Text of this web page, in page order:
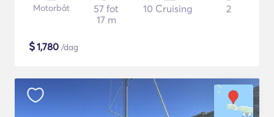
Motorbåt
57 fot
17 m
10 Cruising 2
$1,780 /dag